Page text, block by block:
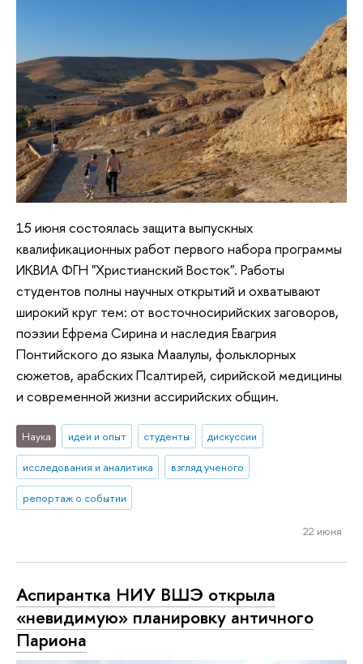
15 июня состоялась защита выпускных
квалификационных работ первого набора программы
ИКВИА ФГН "Христианский Восток". Работы
студентов полны научных открытий и охватывают
широкий круг тем: от восточносирийских заговоров,
поэзии Ефрема Сирина и наследия Евагрия
Понтийского до языка Маалулы, фольклорных
сюжетов, арабских Псалтирей, сирийской медицины
и современной жизни ассирийских общин.
Наука идеи и опыт студенты дискуссии
исследования и аналитика взгляд ученого
репортаж о событии
22 июня
Аспирантка НИУ ВШЭ открыла
«невидимую» планировку античного
Париона